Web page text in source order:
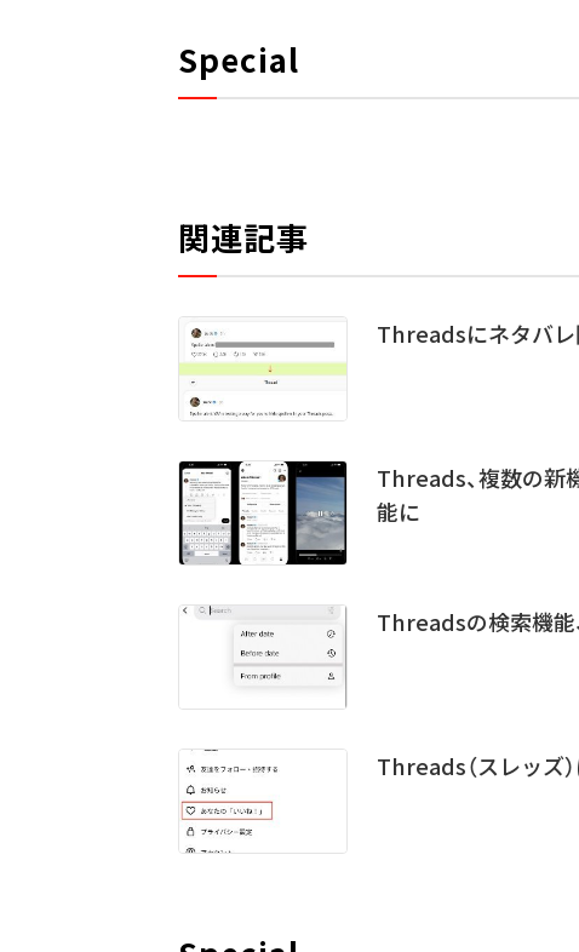
Special
関連記事
Threadsにネタバ
Threads、複数の新
能に
Threadsの検索機能
Threads（スレッズ